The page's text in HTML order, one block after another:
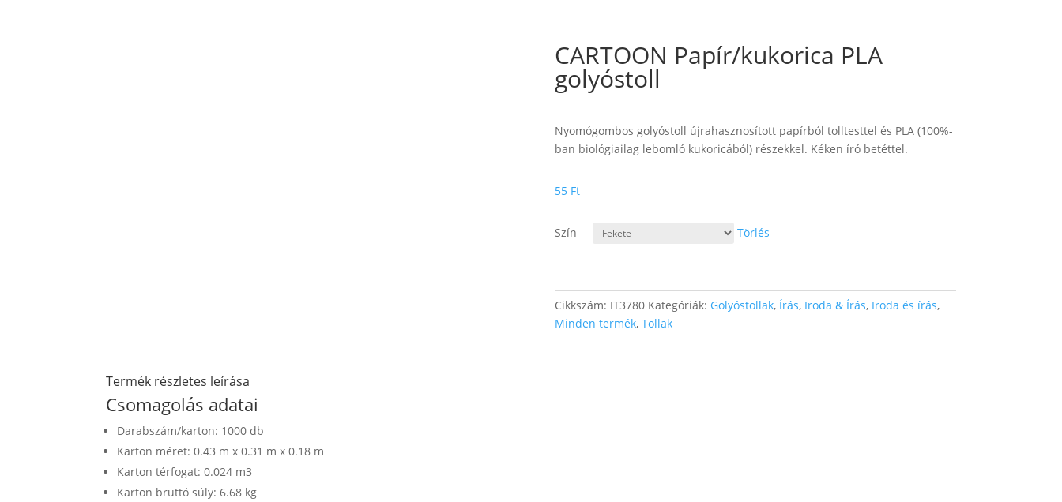
CARTOON Papír/kukorica PLA
golyóstoll
Nyomógombos golyóstoll újrahasznosított papírból tolltesttel és PLA (100%-
ban biológiailag lebomló kukoricából) részekkel. Kéken író betéttel.
55 Ft
Szín Törlés
Cikkszám: IT3780 Kategóriák: Golyóstollak, Írás, Iroda & Írás, Iroda és írás,
Minden termék, Tollak
Termék részletes leírása
Csomagolás adatai
Darabszám/karton: 1000 db
Karton méret: 0.43 m x 0.31 m x 0.18 m
Karton térfogat: 0.024 m3
Karton bruttó súly: 6.68 kg